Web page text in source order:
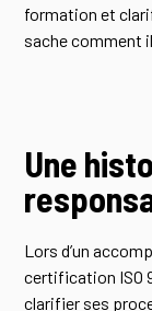
formation et
sache comment
Une
Lors d’un
certification ISO
clarifier ses